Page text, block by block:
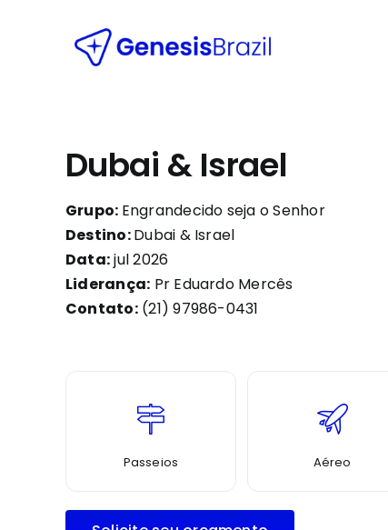
Dubai & Israel
Grupo: Engrandecido seja o Senhor
Destino:Dubai & Israel
Data:jul 2026
Liderança: Pr Eduardo Mercês
Contato:(21) 97986-0431
Passeios Aéreo